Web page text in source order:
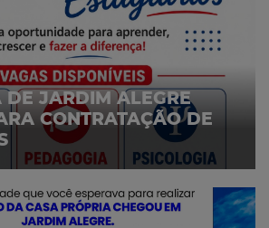
DE JARDIM ALEGRE
CONTRATAÇÃO DE